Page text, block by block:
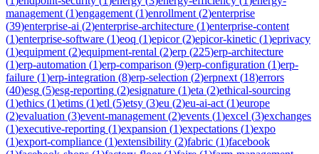
management (1)engagement (1)enrollment (2)enterprise
(39)enterprise-ai (2)enterprise-architecture (1)enterprise-content
(1)enterprise-software (1)eoq (1)epicor(2)epicor-kinetic (1)eprivacy
(1)equipment (2)equipment-rental (2)erp (225)erp-architecture
(1)erp-automation (1)erp-comparison (9)erp-configuration (1)erp-
failure (1)erp-integration (8)erp-selection (2)erpnext (18)errors
(40)esg (5)esg-reporting (2)esignature (1)eta (2)ethical-sourcing
(1)ethics (1)etims (1)etl (5)etsy (3)eu (2)eu-ai-act (1)europe
(2)evaluation (3)event-management (2)events (1)excel (3)exchanges
(1)executive-reporting (1)expansion (1)expectations (1)expo
(1)export-compliance (1)extensibility (2)fabric (1)facebook